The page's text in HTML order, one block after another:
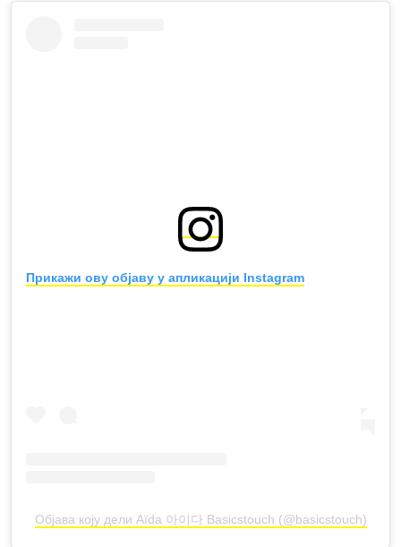
Прикажи ову објаву у апликацији Instagram
Објава коју дели Aïda 아이다 Basicstouch (@basicstouch)